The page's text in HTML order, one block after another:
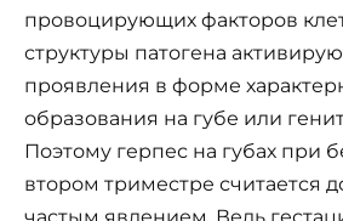
провоцирующих факторов
структуры патогена
проявления в форме
образования на губе или
Поэтому герпес на губах при
втором триместре считается